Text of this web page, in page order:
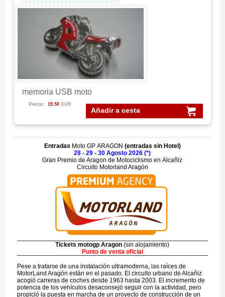
memoria USB moto
Añadir a cesta
Precio: 19.50 EUR
Entradas Moto GP ARAGON (entradas sin Hotel)
28 - 29 - 30 Agosto 2026 (*)
Gran Premio de Aragon de Motociclismo en Alcañiz
Circuito Motorland Aragón
Tickets motogp Aragon(sin alojamiento)
Punto de venta oficial
Pese a tratarse de una instalación ultramoderna, las raíces de
MotorLand Aragón están en el pasado. El circuito urbano de Alcañiz
acogió carreras de coches desde 1963 hasta 2003. El incremento de
potencia de los vehículos desaconsejó seguir con la actividad, pero
propició la puesta en marcha de un proyecto de construcción de un